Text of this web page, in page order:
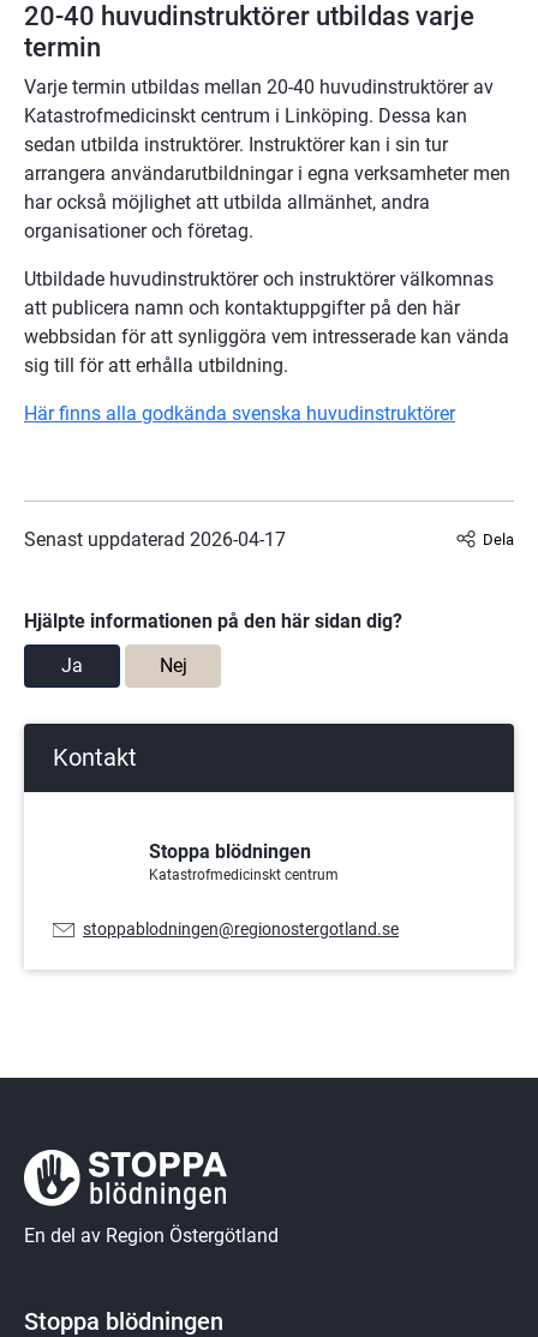
20-40 huvudinstruktörer utbildas varje
termin
Varje termin utbildas mellan 20-40 huvudinstruktörer av
Katastrofmedicinskt centrum i Linköping. Dessa kan
sedan utbilda instruktörer. Instruktörer kan i sin tur
arrangera användarutbildningar i egna verksamheter men
har också möjlighet att utbilda allmänhet, andra
organisationer och företag.
Utbildade huvudinstruktörer och instruktörer välkomnas
att publicera namn och kontaktuppgifter på den här
webbsidan för att synliggöra vem intresserade kan vända
sig till för att erhålla utbildning.
Här finns alla godkända svenska huvudinstruktörer
Senast uppdaterad 2026-04-17 Dela
Hjälpte informationen på den här sidan dig?
Ja
Nej
Kontakt
Stoppa blödningen
Katastrofmedicinskt centrum
E-
stoppablodningen@regionostergotland.se
En del av Region Östergötland
Stoppa blödningen